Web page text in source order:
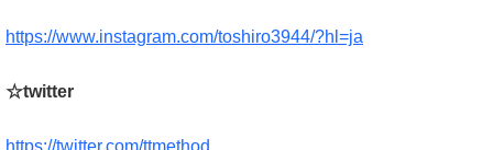
https://www.instagram.com/toshiro3944/?hl=ja
☆twitter
https://twitter.com/ttmethod